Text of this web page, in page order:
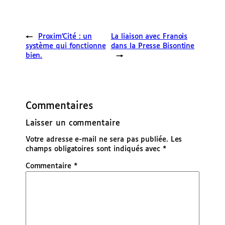
←
Proxim’Cité : un
système qui fonctionne
bien.
La liaison avec Franois
dans la Presse Bisontine
→
Commentaires
Laisser un commentaire
Votre adresse e-mail ne sera pas publiée.
Les
champs obligatoires sont indiqués avec *
Commentaire *